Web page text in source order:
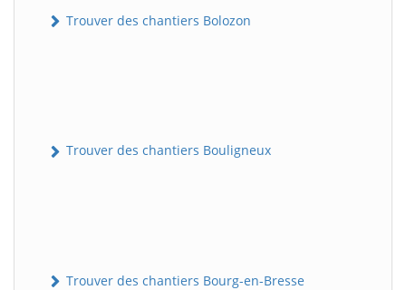
Trouver des chantiers Bolozon
Trouver des chantiers Bouligneux
Trouver des chantiers Bourg-en-Bresse